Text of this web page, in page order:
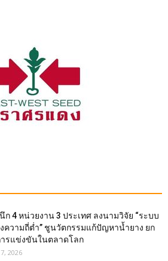
ก 4 หน่วยงาน 3 ประเทศ ลงนามวิจัย “ระบบ
ความถี่ต่ำ” ชูนวัตกรรมแก้ปัญหาน้ำยาง ยก
รแข่งขันในตลาดโลก
2026